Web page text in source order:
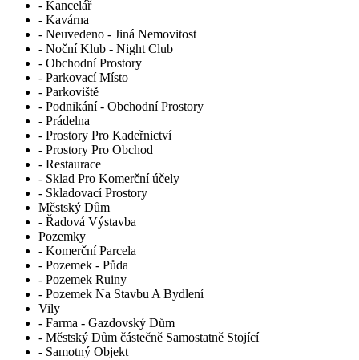
- Kancelář
- Kavárna
- Neuvedeno - Jiná Nemovitost
- Noční Klub - Night Club
- Obchodní Prostory
- Parkovací Místo
- Parkoviště
- Podnikání - Obchodní Prostory
- Prádelna
- Prostory Pro Kadeřnictví
- Prostory Pro Obchod
- Restaurace
- Sklad Pro Komerční účely
- Skladovací Prostory
Městský Dům
- Řadová Výstavba
Pozemky
- Komerční Parcela
- Pozemek - Půda
- Pozemek Ruiny
- Pozemek Na Stavbu A Bydlení
Vily
- Farma - Gazdovský Dům
- Městský Dům částečně Samostatně Stojící
- Samotný Objekt